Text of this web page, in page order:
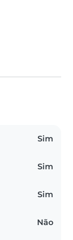
Sim
Sim
Sim
Não